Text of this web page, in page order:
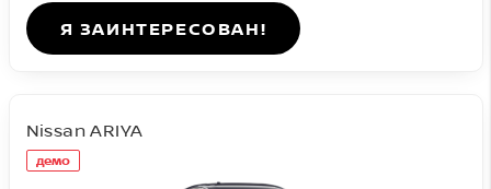
Я ЗАИНТЕРЕСОВАН!
демо
Nissan ARIYA